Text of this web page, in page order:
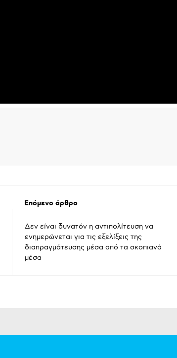
Επόμενο άρθρο
Δεν είναι δυνατόν η αντιπολίτευση να
ενημερώνεται για τις εξελίξεις της
διαπραγμάτευσης μέσα από τα σκοπιανά
μέσα